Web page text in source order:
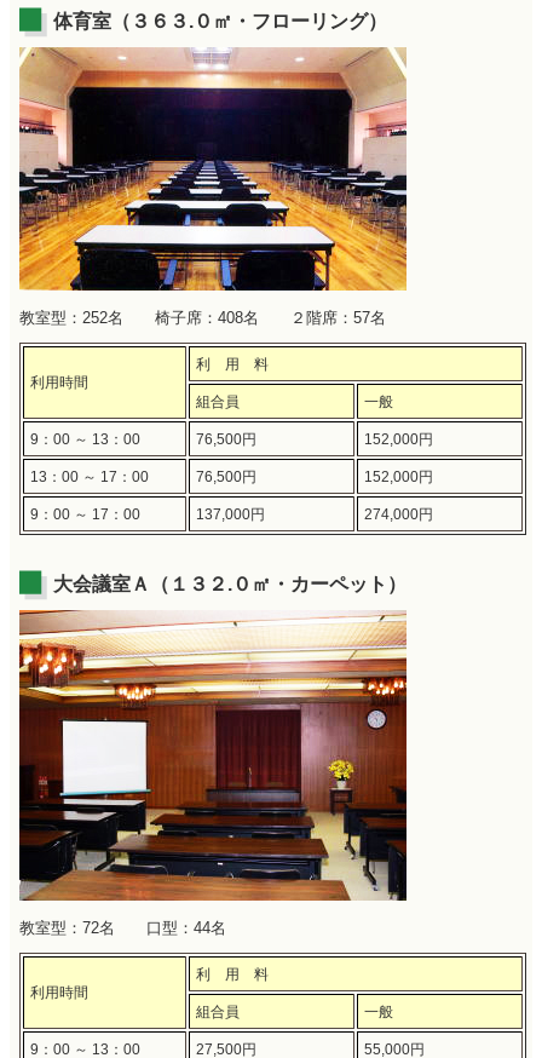
体育室（３６３.０㎡・フローリング）
教室型：252名 椅子席：408名 ２階席：57名
利用時間
利 用 料
組合員 一般
9：00 ～ 13：00 76,500円 152,000円
13：00 ～ 17：00 76,500円 152,000円
9：00 ～ 17：00 137,000円 274,000円
大会議室Ａ（１３２.０㎡・カーペット）
教室型：72名 口型：44名
利用時間
利 用 料
組合員 一般
9：00 ～ 13：00 27,500円 55,000円